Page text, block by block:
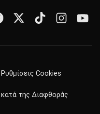
Ρυθμίσεις Cookies
κατά της Διαφθοράς